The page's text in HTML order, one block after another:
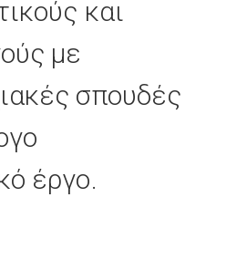
και
με
σπουδές
έργο.